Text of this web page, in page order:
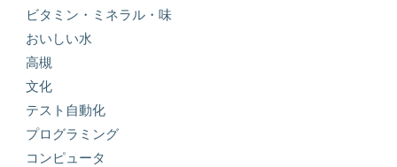
ビタミン・ミネラル・味
おいしい水
高槻
文化
テスト自動化
プログラミング
コンピュータ